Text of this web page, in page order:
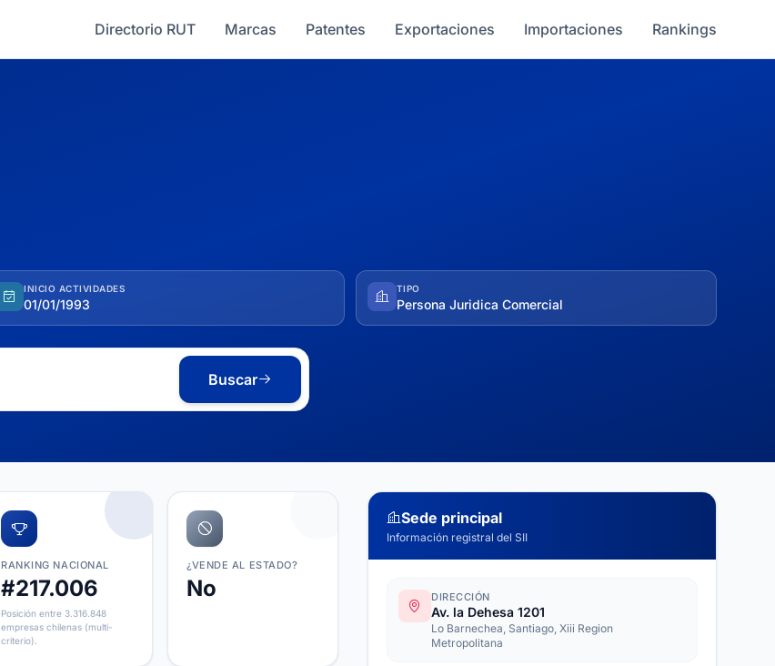
Directorio RUT Marcas Patentes Exportaciones Importaciones Rankings
INICIO ACTIVIDADES
01/01/1993
TIPO
Persona Juridica Comercial
Buscar
RANKING NACIONAL
#217.006
Posición entre 3.316.848
empresas chilenas (multi-
criterio).
¿VENDE AL ESTADO?
No
Sede principal
Información registral del SII
DIRECCIÓN
Av. la Dehesa 1201
Lo Barnechea, Santiago, Xiii Region
Metropolitana